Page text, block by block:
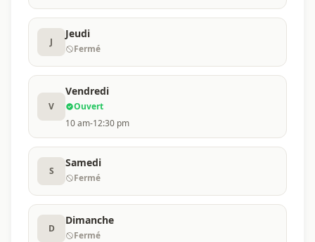
J
Jeudi
Fermé
V
Vendredi
Ouvert
10 am-12:30 pm
S
Samedi
Fermé
D
Dimanche
Fermé